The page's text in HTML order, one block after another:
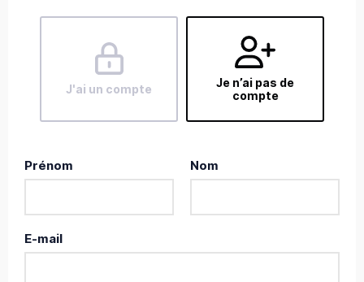
J'ai un compte
Je n’ai pas de
compte
Prénom Nom
E-mail